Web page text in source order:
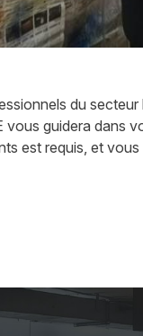
du
vous guidera dans
est requis, et